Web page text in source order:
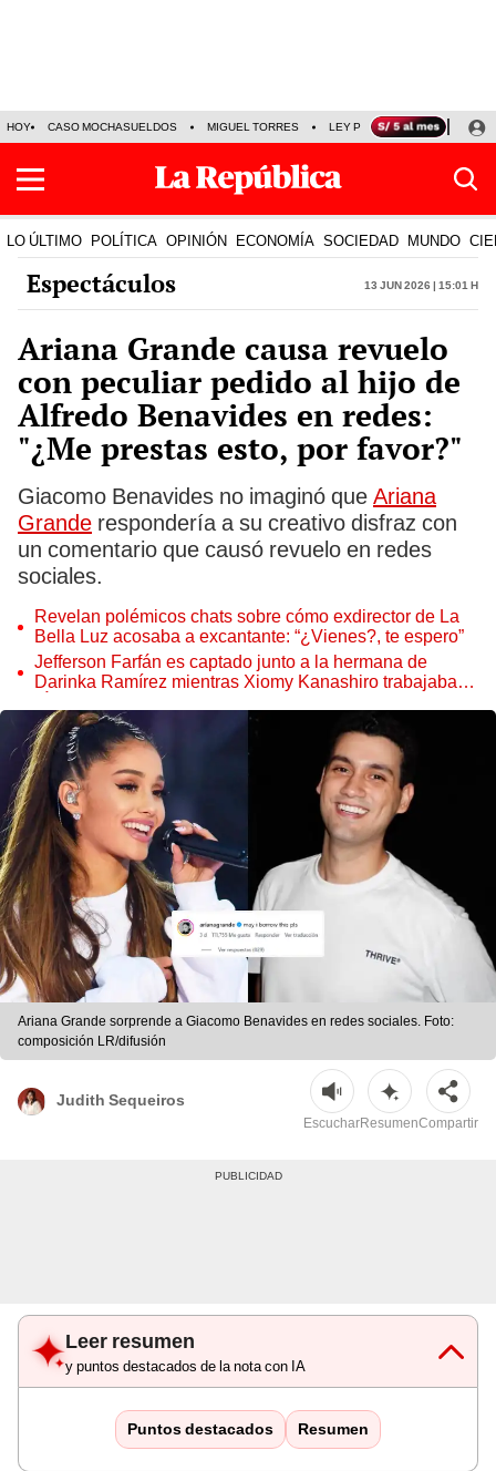
HOY CASO MOCHASUELDOS MIGUEL TORRES LEY PULPÍN PRECIO DEL
LO ÚLTIMO POLÍTICA OPINIÓN ECONOMÍA SOCIEDAD MUNDO
Espectáculos 13 Jun 2026 | 15:01 h
Ariana Grande causa revuelo
con peculiar pedido al hijo de
Alfredo Benavides en redes:
"¿Me prestas esto, por favor?"
Giacomo Benavides no imaginó que Ariana
Grande respondería a su creativo disfraz con
un comentario que causó revuelo en redes
sociales.
Revelan polémicos chats sobre cómo exdirector de La
Bella Luz acosaba a excantante: “¿Vienes?, te espero”
Jefferson Farfán es captado junto a la hermana de
Darinka Ramírez mientras Xiomy Kanashiro trabajaba:
Ariana Grande sorprende a Giacomo Benavides en redes sociales. Foto:
composición LR/difusión
Judith Sequeiros
EscucharResumenCompartir
Leer resumen
y puntos destacados de la nota con IA
Puntos destacados Resumen